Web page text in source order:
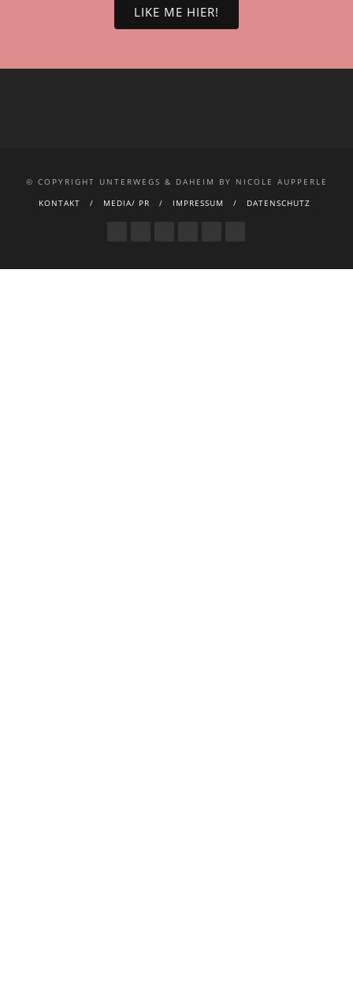
LIKE ME HIER!
© COPYRIGHT UNTERWEGS & DAHEIM BY NICOLE AUPPERLE
KONTAKT
MEDIA/ PR IMPRESSUM DATENSCHUTZ